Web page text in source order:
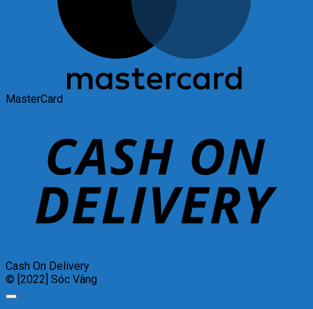
MasterCard
Cash On Delivery
© [2022] Sóc Vàng